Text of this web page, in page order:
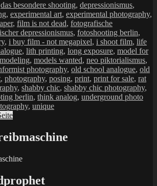
das besondere shooting, depressionismus,
, experimental art, experimental photography,
, film is not dead, fotografische
depressionismus, fotoshooting berlin,
, i buy film - not megapixel, i shoot film, life
, lith printing, long exposure, model for
modeling, models wanted, neo piktorialismus,
photography, old school analogue, old
, photography, posing, print, print for sale, rat
, shabby chic, shabby chic photography,
berlin, think analog, underground photo
, unique